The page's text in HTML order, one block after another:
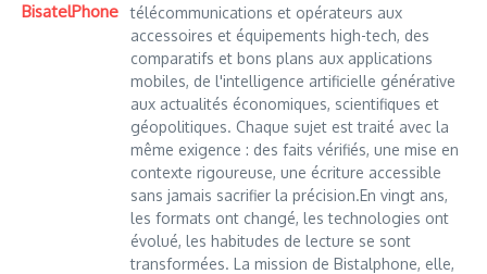
BisatelPhone
télécommunications et opérateurs aux
accessoires et équipements high-tech, des
comparatifs et bons plans aux applications
mobiles, de l'intelligence artificielle générative
aux actualités économiques, scientifiques et
géopolitiques. Chaque sujet est traité avec la
même exigence : des faits vérifiés, une mise en
contexte rigoureuse, une écriture accessible
sans jamais sacrifier la précision.En vingt ans,
les formats ont changé, les technologies ont
évolué, les habitudes de lecture se sont
transformées. La mission de Bistalphone, elle,